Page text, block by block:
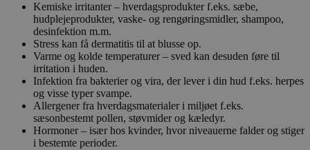
Kemiske irritanter – hverdagsprodukter f.eks. sæbe,
hudplejeprodukter, vaske- og rengøringsmidler, shampoo,
desinfektion m.m.
Stress kan få dermatitis til at blusse op.
Varme og kolde temperaturer – sved kan desuden føre til
irritation i huden.
Infektion fra bakterier og vira, der lever i din hud f.eks. herpes
og visse typer svampe.
Allergener fra hverdagsmaterialer i miljøet f.eks.
sæsonbestemt pollen, støvmider og kæledyr.
Hormoner – især hos kvinder, hvor niveauerne falder og stiger
i bestemte perioder.